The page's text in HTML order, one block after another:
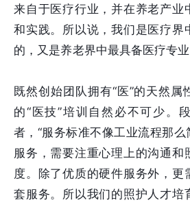
来自于医疗行业，并在养老产业
和实践。所以说，我们是医疗界
的，又是养老界中最具备医疗专
既然创始团队拥有“医”的天然属
的“医技”培训自然必不可少。
者，“服务标准不像工业流程那
服务，需要注重心理上的沟通和
度。除了优质的硬件服务外，更
套服务。所以我们的照护人才培